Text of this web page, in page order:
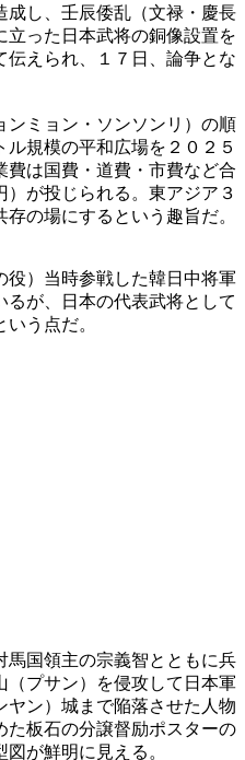
成し、壬辰倭乱（文禄・慶長
った日本武将の銅像設置を
えられ、１７日、論争とな
ンミョン・ソンソンリ）の順
規模の平和広場を２０２５
は国費・道費・市費など合
が投じられる。東アジア３
の場にするという趣旨だ。
役）当時参戦した韓日中将軍
るが、日本の代表武将として
う点だ。
馬国領主の宗義智とともに兵
（プサン）を侵攻して日本軍
ン）城まで陥落させた人物
た板石の分譲督励ポスターの
が鮮明に見える。